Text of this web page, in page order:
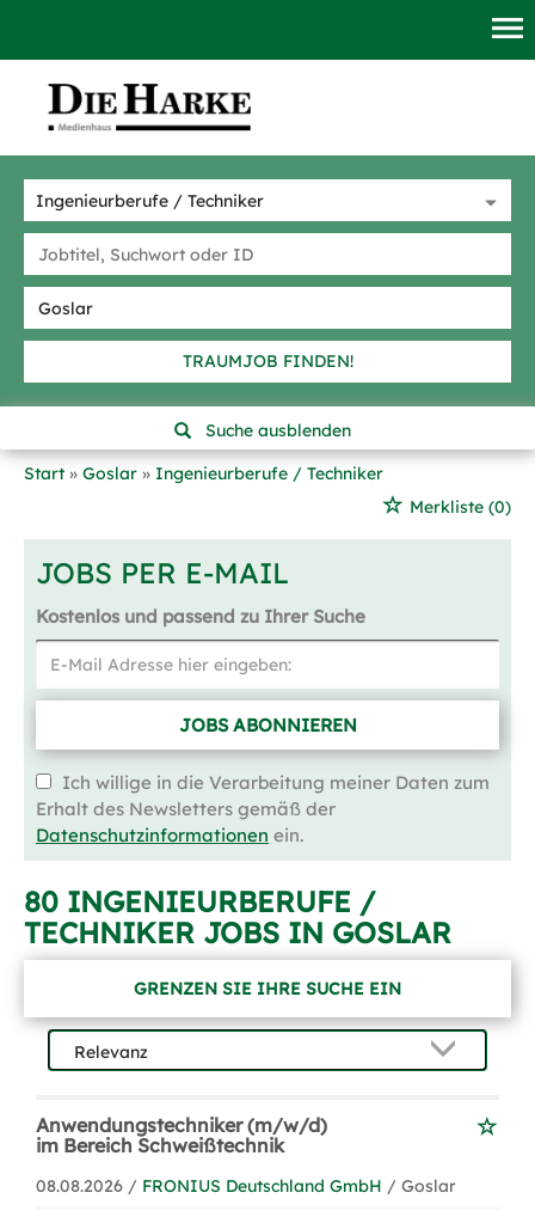
TRAUMJOB FINDEN!
Suche ausblenden
Start
Goslar
Ingenieurberufe / Techniker
Merkliste (0)
JOBS PER E-MAIL
Kostenlos und passend zu Ihrer Suche
JOBS ABONNIEREN
Ich willige in die Verarbeitung meiner Daten zum
Erhalt des Newsletters gemäß der
Datenschutzinformationen ein.
80 INGENIEURBERUFE /
TECHNIKER JOBS IN GOSLAR
GRENZEN SIE IHRE SUCHE EIN
Anwendungstechniker (m/w/d)
im Bereich Schweißtechnik
08.08.2026 / FRONIUS Deutschland GmbH / Goslar